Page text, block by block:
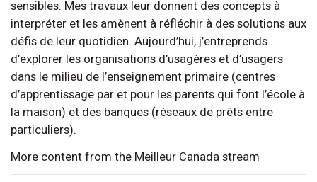
sensibles. Mes travaux leur donnent des concepts à
interpréter et les amènent à réfléchir à des solutions aux
défis de leur quotidien. Aujourd’hui, j’entreprends
d’explorer les organisations d’usagères et d’usagers
dans le milieu de l’enseignement primaire (centres
d’apprentissage par et pour les parents qui font l’école à
la maison) et des banques (réseaux de prêts entre
particuliers).
More content from the Meilleur Canada stream